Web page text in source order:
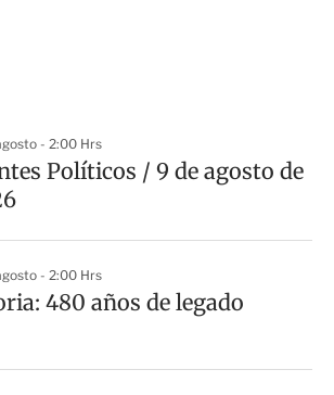
- 2:00 Hrs
Políticos / 9 de agosto de
- 2:00 Hrs
480 años de legado